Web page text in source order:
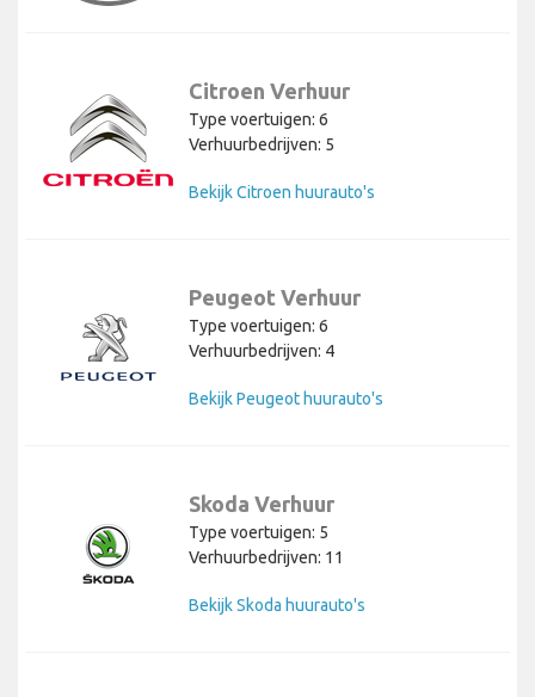
Citroen Verhuur
Type voertuigen: 6
Verhuurbedrijven: 5
Bekijk Citroen huurauto's
Peugeot Verhuur
Type voertuigen: 6
Verhuurbedrijven: 4
Bekijk Peugeot huurauto's
Skoda Verhuur
Type voertuigen: 5
Verhuurbedrijven: 11
Bekijk Skoda huurauto's